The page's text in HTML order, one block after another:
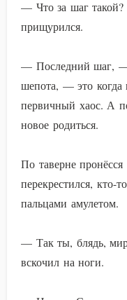
— Что за шаг такой?
прищурился.
— Последний шаг, —
шепота, — это когда
первичный хаос. А
новое родиться.
По таверне
перекрестился, кто-
пальцами амулетом.
— Так ты, блядь,
вскочил на ноги.